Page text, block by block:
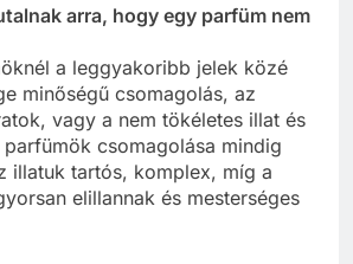
arra, hogy egy parfüm nem
a leggyakoribb jelek közé
minőségű csomagolás, az
vagy a nem tökéletes illat és
csomagolása mindig
illatuk tartós, komplex, míg a
elillannak és mesterséges